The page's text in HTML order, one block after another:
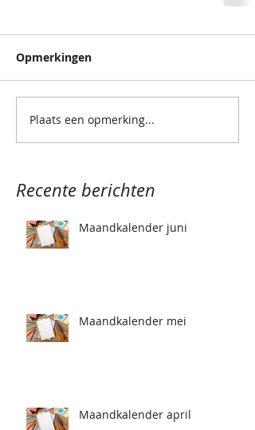
Opmerkingen
Plaats een opmerking...
Recente berichten
Maandkalender juni
Maandkalender mei
Maandkalender april